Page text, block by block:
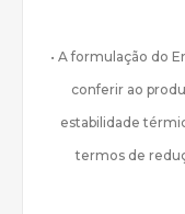
• A formulação do
conferir ao
estabilidade
termos de